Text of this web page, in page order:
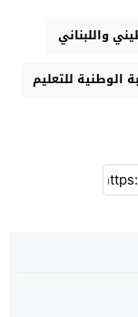
واللبناني
الوطنية للتعليم